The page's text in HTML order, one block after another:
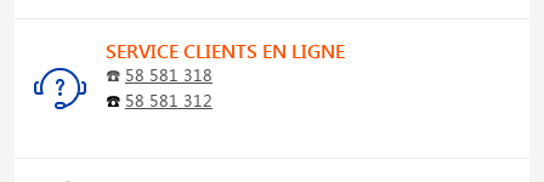
SERVICE CLIENTS EN LIGNE
☎️ 58 581 318
☎️ 58 581 312